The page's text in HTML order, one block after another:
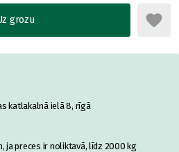
grozu
katlakalnā ielā 8, rīgā
ja preces ir noliktavā, līdz 2000 kg